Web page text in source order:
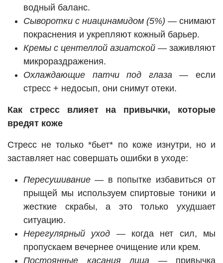
водный баланс.
Сыворотки с ниацинамидом (5%) — снимают
покраснения и укрепляют кожный барьер.
Кремы с центеллой азиатской — заживляют
микрораздражения.
Охлаждающие патчи под глаза— если
стресс + недосып, они снимут отеки.
Как стресс влияет на привычки, которые
вредят коже
Стресс не только *бьет* по коже изнутри, но и
заставляет нас совершать ошибки в уходе:
Пересушивание — в попытке избавиться от
прыщей мы используем спиртовые тоники и
жесткие скрабы, а это только ухудшает
ситуацию.
Нерегулярный уход — когда нет сил, мы
пропускаем вечернее очищение или крем.
Постоянные касания лица — привычка